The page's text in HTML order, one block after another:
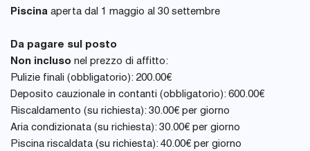
Piscina aperta dal 1 maggio al 30 settembre
Da pagare sul posto
Non incluso nel prezzo di affitto:
Pulizie finali (obbligatorio): 200.00€
Deposito cauzionale in contanti (obbligatorio): 600.00€
Riscaldamento (su richiesta): 30.00€ per giorno
Aria condizionata (su richiesta): 30.00€ per giorno
Piscina riscaldata (su richiesta): 40.00€ per giorno